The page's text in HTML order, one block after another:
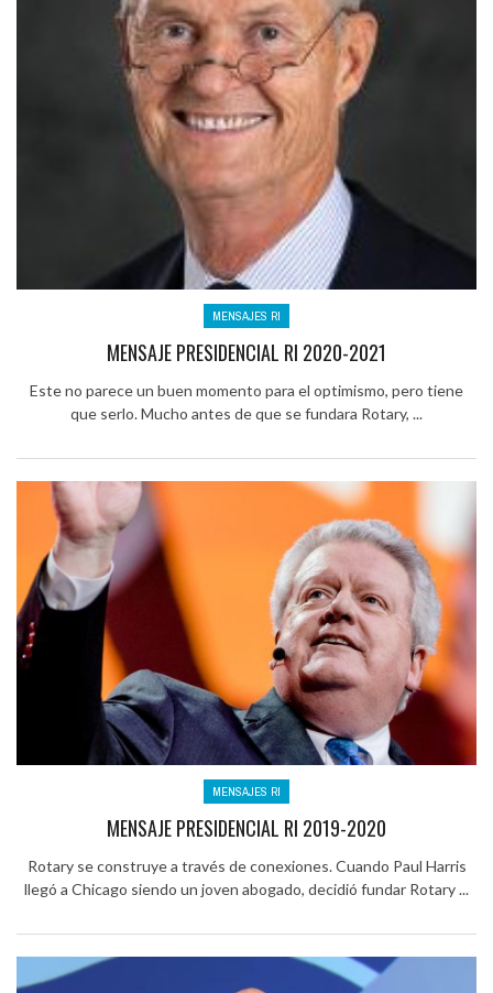
MENSAJES RI
MENSAJE PRESIDENCIAL RI 2020-2021
Este no parece un buen momento para el optimismo, pero tiene
que serlo. Mucho antes de que se fundara Rotary, ...
MENSAJES RI
MENSAJE PRESIDENCIAL RI 2019-2020
Rotary se construye a través de conexiones. Cuando Paul Harris
llegó a Chicago siendo un joven abogado, decidió fundar Rotary ...